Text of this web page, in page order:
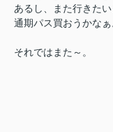
あるし、
また行きた
通期パス買おうかなぁ
それではまた～。